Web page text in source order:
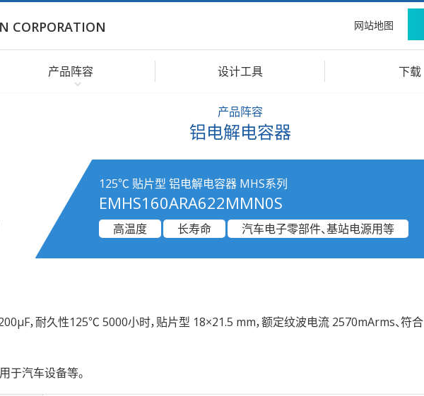
CORPORATION 网站地图
产品阵容 设计工具 下载
产品阵容
铝电解电容器
125℃ 贴片型 铝电解电容器 MHS系列
EMHS160ARA622MMN0S
高温度
长寿命 汽车电子零部件、基站电源用等
，耐久性125℃ 5000小时，贴片型 18×21.5 mm，额定纹波电流 2570mArms、符合
于汽车设备等。